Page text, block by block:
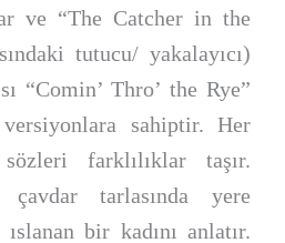
ve “The Catcher in the
tutucu/ yakalayıcı)
“Comin’ Thro’ the Rye”
sahiptir. Her
farklılıklar taşır.
çavdar tarlasında yere
bir kadını anlatır.